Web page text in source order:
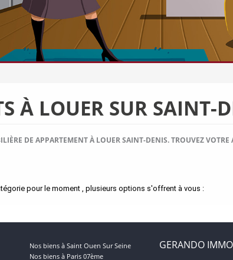
À LOUER SUR SAINT-
DE APPARTEMENT À LOUER SAINT-DENIS. TROUVEZ
pour le moment , plusieurs options s'offrent à vous :
Nos biens à Saint Ouen Sur Seine
Nos biens à Paris 07ème
GERANDO